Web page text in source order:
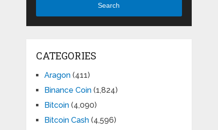
Search
CATEGORIES
Aragon(411)
Binance Coin(1,824)
Bitcoin(4,090)
Bitcoin Cash(4,596)